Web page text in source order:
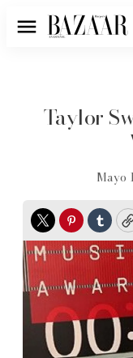
Menú
Taylor
Mayo
TwitterPinterest